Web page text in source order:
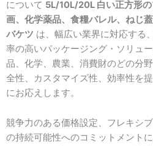
について 5L/10L/20L 白い正方形
画、化学薬品、食糧バレル、ねじ
バケツ は、幅広い業界に対応する
率の高いパッケージング・ソリュ
品、化学、農業、消費財のどの分
全性、カスタマイズ性、効率性を
にお応えします。
競争力のある価格設定、フレキシ
の持続可能性へのコミットメント